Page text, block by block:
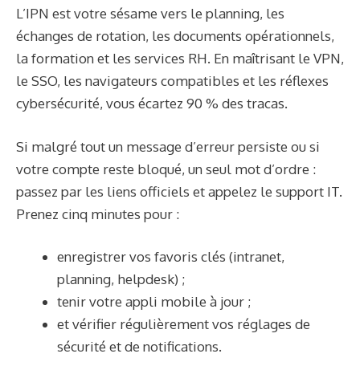
L’IPN est votre sésame vers le planning, les
échanges de rotation, les documents opérationnels,
la formation et les services RH. En maîtrisant le VPN,
le SSO, les navigateurs compatibles et les réflexes
cybersécurité, vous écartez 90 % des tracas.
Si malgré tout un message d’erreur persiste ou si
votre compte reste bloqué, un seul mot d’ordre :
passez par les liens officiels et appelez le support IT.
Prenez cinq minutes pour :
enregistrer vos favoris clés (intranet,
planning, helpdesk) ;
tenir votre appli mobile à jour ;
et vérifier régulièrement vos réglages de
sécurité et de notifications.